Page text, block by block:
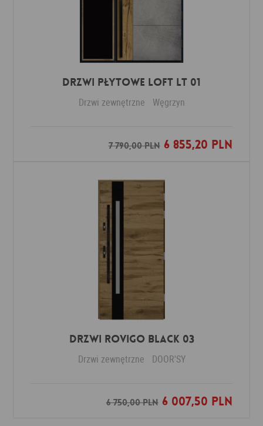
DRZWI PŁYTOWE LOFT LT 01
Drzwi zewnętrzne Węgrzyn
7 790,00 PLN6 855,20 PLN
Dodaj do ulubionych
DRZWI ROVIGO BLACK 03
Drzwi zewnętrzne DOOR'SY
6 750,00 PLN6 007,50 PLN
Dodaj do ulubionych